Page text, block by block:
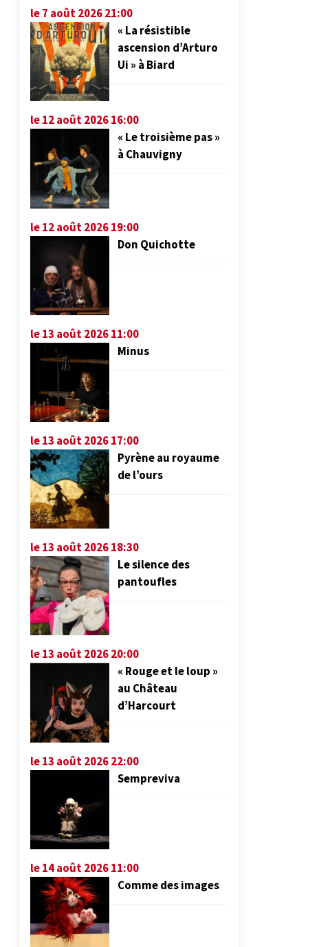
le 7 août 2026 21:00
« La résistible
ascension d’Arturo
Ui » à Biard
le 12 août 2026 16:00
« Le troisième pas »
à Chauvigny
le 12 août 2026 19:00
Don Quichotte
le 13 août 2026 11:00
Minus
le 13 août 2026 17:00
Pyrène au royaume
de l’ours
le 13 août 2026 18:30
Le silence des
pantoufles
le 13 août 2026 20:00
« Rouge et le loup »
au Château
d’Harcourt
le 13 août 2026 22:00
Sempreviva
le 14 août 2026 11:00
Comme des images